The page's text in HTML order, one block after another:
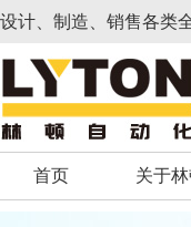
设计、制造、销售各
首页 关于